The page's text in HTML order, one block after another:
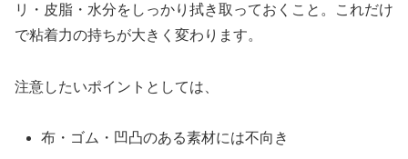
リ・皮脂・水分をしっかり拭き取っておくこと。これだけ
で粘着力の持ちが大きく変わります。
注意したいポイントとしては、
布・ゴム・凹凸のある素材には不向き